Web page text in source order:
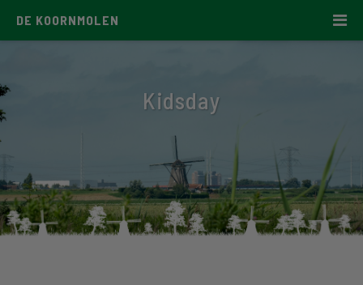
DE KOORNMOLEN
Kidsday